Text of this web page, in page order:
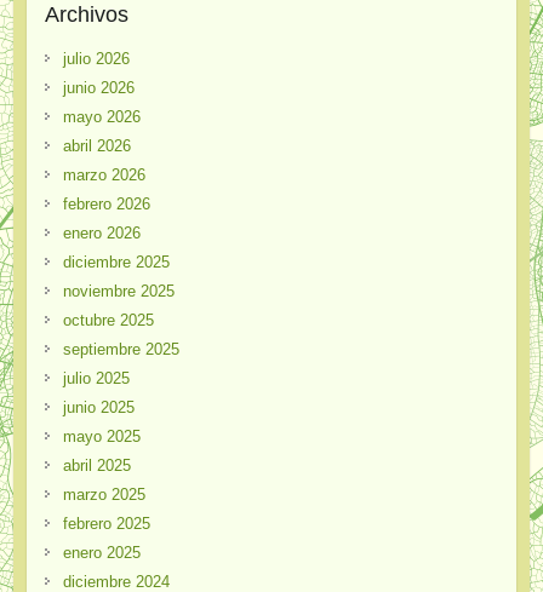
Archivos
julio 2026
junio 2026
mayo 2026
abril 2026
marzo 2026
febrero 2026
enero 2026
diciembre 2025
noviembre 2025
octubre 2025
septiembre 2025
julio 2025
junio 2025
mayo 2025
abril 2025
marzo 2025
febrero 2025
enero 2025
diciembre 2024